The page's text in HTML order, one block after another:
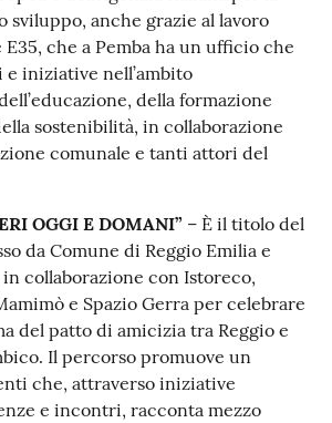
sviluppo, anche grazie al lavoro
che a Pemba ha un ufficio che
iniziative nell’ambito
della formazione
sostenibilità, in collaborazione
comunale e tanti attori del
OGGI E DOMANI” – È il titolo del
da Comune di Reggio Emilia e
in collaborazione con Istoreco,
e Spazio Gerra per celebrare
del patto di amicizia tra Reggio e
Il percorso promuove un
che, attraverso iniziative
e incontri, racconta mezzo